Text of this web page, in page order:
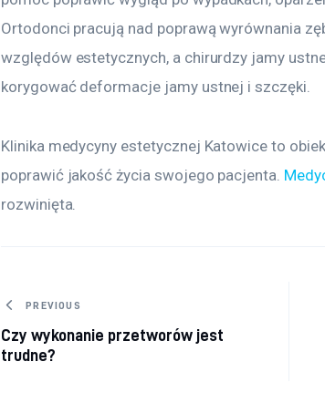
Ortodonci pracują nad poprawą wyrównania
względów estetycznych, a chirurdzy jamy
korygować deformacje jamy ustnej i szczęki.
Klinika medycyny estetycznej Katowice to
poprawić jakość życia swojego pacjenta.
rozwinięta.
Nawigacja wpisu
PREVIOUS
Czy wykonanie przetworów jest
trudne?